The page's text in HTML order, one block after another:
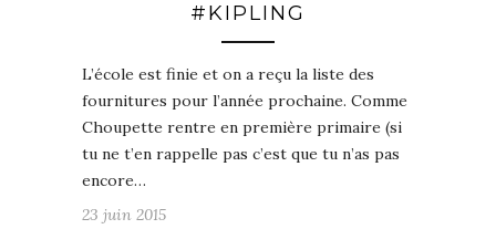
#KIPLING
L’école est finie et on a reçu la liste des
fournitures pour l’année prochaine. Comme
Choupette rentre en première primaire (si
tu ne t’en rappelle pas c’est que tu n’as pas
encore…
23 juin 2015